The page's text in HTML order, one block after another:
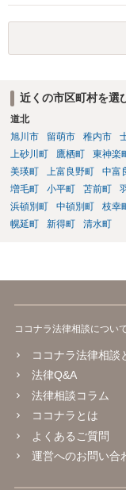
近くの市区町村を選
道北
旭川市
留萌市 稚内市
上砂川町
鷹栖町 東神楽
美瑛町
上富良野町 中富
増毛町
小平町 苫前町
浜頓別町
中頓別町 枝幸
幌延町
新得町 清水町
ココナラ法律相談につい
ココナラ法律相談
法律Q&A
法律相談コラム
ココナラとは
よくあるご質問
運営へのお問い合